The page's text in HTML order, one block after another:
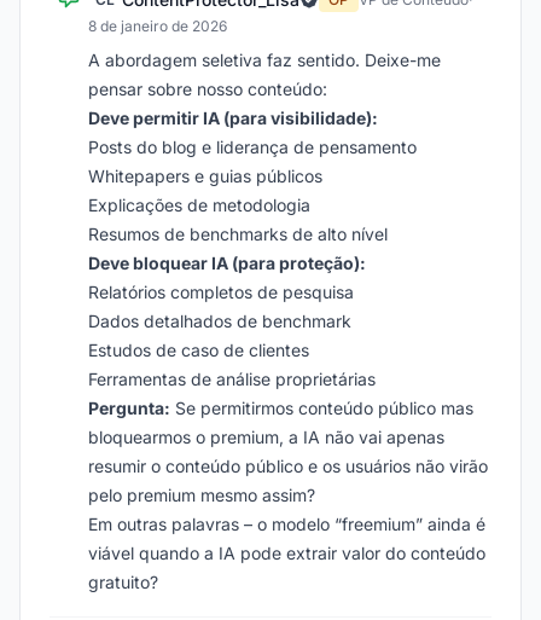
8 de janeiro de 2026
A abordagem seletiva faz sentido. Deixe-me
pensar sobre nosso conteúdo:
Deve permitir IA (para visibilidade):
Posts do blog e liderança de pensamento
Whitepapers e guias públicos
Explicações de metodologia
Resumos de benchmarks de alto nível
Deve bloquear IA (para proteção):
Relatórios completos de pesquisa
Dados detalhados de benchmark
Estudos de caso de clientes
Ferramentas de análise proprietárias
Pergunta: Se permitirmos conteúdo público mas
bloquearmos o premium, a IA não vai apenas
resumir o conteúdo público e os usuários não virão
pelo premium mesmo assim?
Em outras palavras – o modelo “freemium” ainda é
viável quando a IA pode extrair valor do conteúdo
gratuito?